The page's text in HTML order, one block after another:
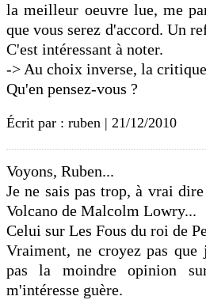
la meilleur oeuvre lue, me
que vous serez d'accord. Un
C'est intéressant à noter.
-> Au choix inverse, la
Qu'en pensez-vous ?
Écrit par : ruben | 21/12/2010
Voyons, Ruben...
Je ne sais pas trop, à vrai
Volcano de Malcolm Lowry...
Celui sur Les Fous du roi de
Vraiment, ne croyez pas
pas la moindre opinion
m'intéresse guère.